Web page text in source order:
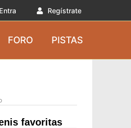
Entra Regístrate
FORO PISTAS
favoritas